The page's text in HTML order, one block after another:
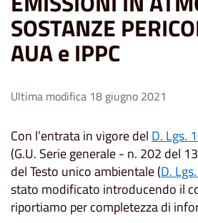
SOSTANZE
AUA e IPPC
Ultima modifica 18 giugno 2021
Con l’entrata in vigore del D. Lgs.
(G.U. Serie generale - n. 202 del
del Testo unico ambientale (D.
stato modificato introducendo il
riportiamo per completezza di